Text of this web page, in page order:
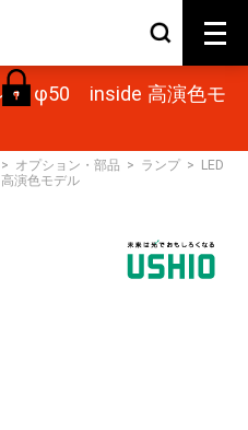
形 φ50 inside 高演色モ
> オプション・部品 > ランプ >
LED
演色モデル